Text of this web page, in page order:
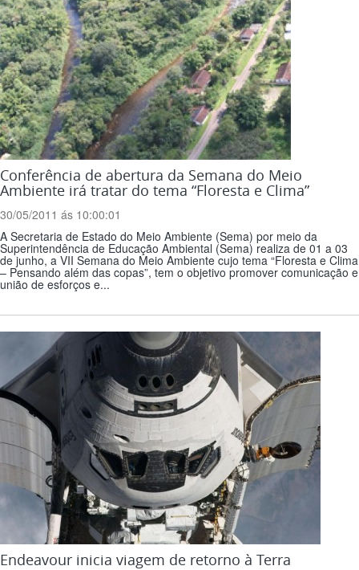
Conferência de abertura da Semana do Meio
Ambiente irá tratar do tema “Floresta e Clima”
30/05/2011 ás 10:00:01
A Secretaria de Estado do Meio Ambiente (Sema) por meio da
Superintendência de Educação Ambiental (Sema) realiza de 01 a 03
de junho, a VII Semana do Meio Ambiente cujo tema “Floresta e Clima
– Pensando além das copas”, tem o objetivo promover comunicação e
união de esforços e...
Endeavour inicia viagem de retorno à Terra